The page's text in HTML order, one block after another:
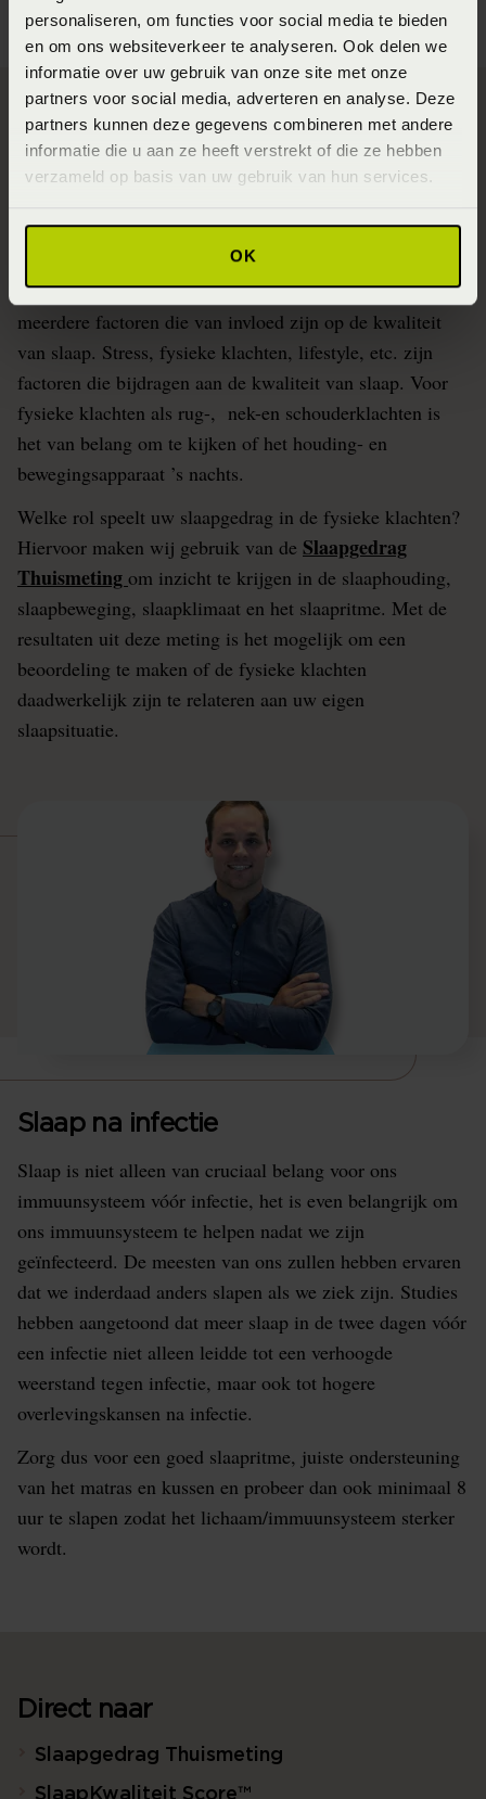
personaliseren, om functies voor social media te bieden
en om ons websiteverkeer te analyseren. Ook delen we
informatie over uw gebruik van onze site met onze
partners voor social media, adverteren en analyse. Deze
partners kunnen deze gegevens combineren met andere
informatie die u aan ze heeft verstrekt of die ze hebben
verzameld op basis van uw gebruik van hun services.
OK
SlaapFysio Hidde Hulshof over
De slaapkwaliteit is belangrijk voor het mentaal en
fysieke herstel van mensen. Naast een infectie zijn er
meerdere factoren die van invloed zijn op de kwaliteit
van slaap. Stress, fysieke klachten, lifestyle, etc. zijn
factoren die bijdragen aan de kwaliteit van slaap. Voor
fysieke klachten als rug-, nek-en schouderklachten is
het van belang om te kijken of het houding- en
bewegingsapparaat ’s nachts.
Welke rol speelt uw slaapgedrag in de fysieke klachten?
Hiervoor maken wij gebruik van de Slaapgedrag
Thuismeting om inzicht te krijgen in de slaaphouding,
slaapbeweging, slaapklimaat en het slaapritme. Met de
resultaten uit deze meting is het mogelijk om een
beoordeling te maken of de fysieke klachten
daadwerkelijk zijn te relateren aan uw eigen
slaapsituatie.
Slaap na infectie
‍Slaap is niet alleen van cruciaal belang voor ons
immuunsysteem vóór infectie, het is even belangrijk om
ons immuunsysteem te helpen nadat we zijn
geïnfecteerd. De meesten van ons zullen hebben ervaren
dat we inderdaad anders slapen als we ziek zijn. Studies
hebben aangetoond dat meer slaap in de twee dagen vóór
een infectie niet alleen leidde tot een verhoogde
weerstand tegen infectie, maar ook tot hogere
overlevingskansen na infectie.
Zorg dus voor een goed slaapritme, juiste ondersteuning
van het matras en kussen en probeer dan ook minimaal 8
uur te slapen zodat het lichaam/immuunsysteem sterker
wordt.
Direct naar
Slaapgedrag Thuismeting
SlaapKwaliteit Score™